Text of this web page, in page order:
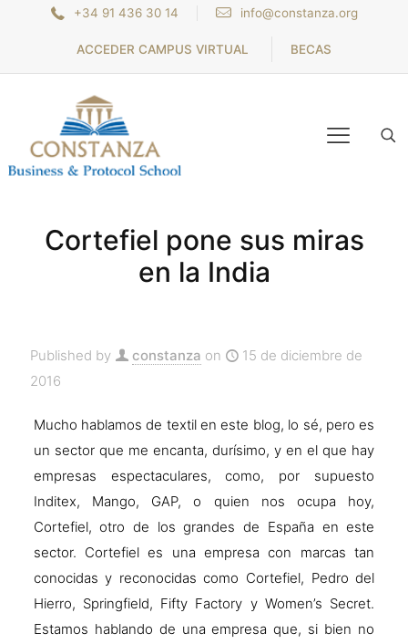
+34 91 436 30 14 info@constanza.org
ACCEDER CAMPUS VIRTUAL BECAS
Cortefiel pone sus miras
en la India
Published by constanza on
15 de diciembre de
2016
Mucho hablamos de textil en este blog, lo sé, pero es
un sector que me encanta, durísimo, y en el que hay
empresas espectaculares, como, por supuesto
Inditex, Mango, GAP, o quien nos ocupa hoy,
Cortefiel, otro de los grandes de España en este
sector. Cortefiel es una empresa con marcas tan
conocidas y reconocidas como Cortefiel, Pedro del
Hierro, Springfield, Fifty Factory y Women’s Secret.
Estamos hablando de una empresa que, si bien no